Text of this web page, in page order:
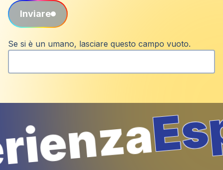
Inviare
Se si è un umano, lasciare questo campo vuoto.